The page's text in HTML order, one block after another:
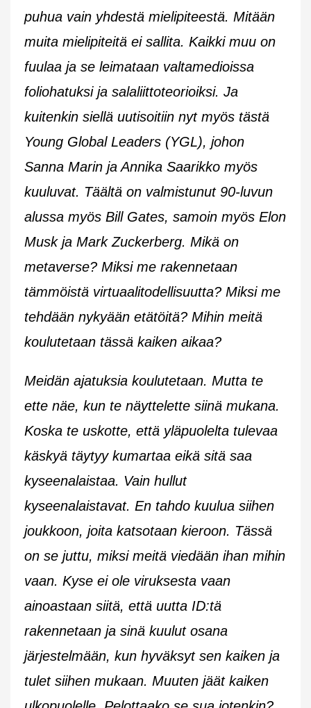
puhua vain yhdestä mielipiteestä. Mitään
muita mielipiteitä ei sallita. Kaikki muu on
fuulaa ja se leimataan valtamedioissa
foliohatuksi ja salaliittoteorioiksi. Ja
kuitenkin siellä uutisoitiin nyt myös tästä
Young Global Leaders (YGL), johon
Sanna Marin ja Annika Saarikko myös
kuuluvat. Täältä on valmistunut 90-luvun
alussa myös Bill Gates, samoin myös Elon
Musk ja Mark Zuckerberg. Mikä on
metaverse? Miksi me rakennetaan
tämmöistä virtuaalitodellisuutta? Miksi me
tehdään nykyään etätöitä? Mihin meitä
koulutetaan tässä kaiken aikaa?
Meidän ajatuksia koulutetaan. Mutta te
ette näe, kun te näyttelette siinä mukana.
Koska te uskotte, että yläpuolelta tulevaa
käskyä täytyy kumartaa eikä sitä saa
kyseenalaistaa. Vain hullut
kyseenalaistavat. En tahdo kuulua siihen
joukkoon, joita katsotaan kieroon. Tässä
on se juttu, miksi meitä viedään ihan mihin
vaan. Kyse ei ole viruksesta vaan
ainoastaan siitä, että uutta ID:tä
rakennetaan ja sinä kuulut osana
järjestelmään, kun hyväksyt sen kaiken ja
tulet siihen mukaan. Muuten jäät kaiken